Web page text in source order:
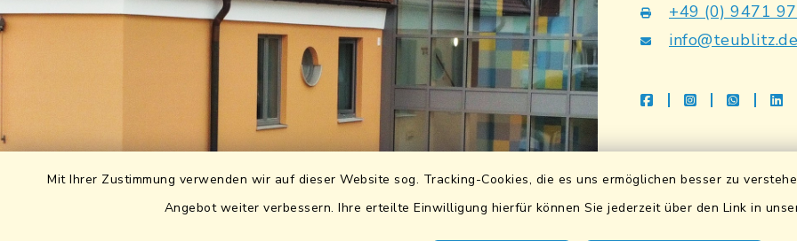
Mit Ihrer Zustimmung verwenden wir auf dieser Website sog. Tracking-Cookies, die es uns ermöglichen besser zu
Angebot weiter verbessern. Ihre erteilte Einwilligung hierfür können Sie jederzeit über den Link in
+49 (0) 9471
info@teublitz.de
facebookinstagram
Sparkasse Lkrs.